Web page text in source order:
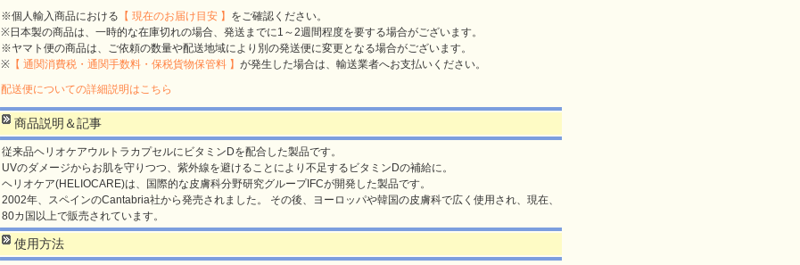
※個人輸入商品における 【 現在のお届け目安 】 をご確認ください。
※日本製の商品は、一時的な在庫切れの場合、発送までに1～2週間程度を要する場合がございます。
※ヤマト便の商品は、ご依頼の数量や配送地域により別の発送便に変更となる場合がございます。
※ 【 通関消費税・通関手数料・保税貨物保管料 】 が発生した場合は、輸送業者へお支払いください。
配送便についての詳細説明はこちら
商品説明＆記事
従来品ヘリオケアウルトラカプセルにビタミンDを配合した製品です。
UVのダメージからお肌を守りつつ、紫外線を避けることにより不足するビタミンDの補給に。
ヘリオケア(HELIOCARE)は、国際的な皮膚科分野研究グループIFCが開発した製品です。
2002年、スペインのCantabria社から発売されました。 その後、ヨーロッパや韓国の皮膚科で広く使用され、現在、
80カ国以上で販売されています。
使用方法